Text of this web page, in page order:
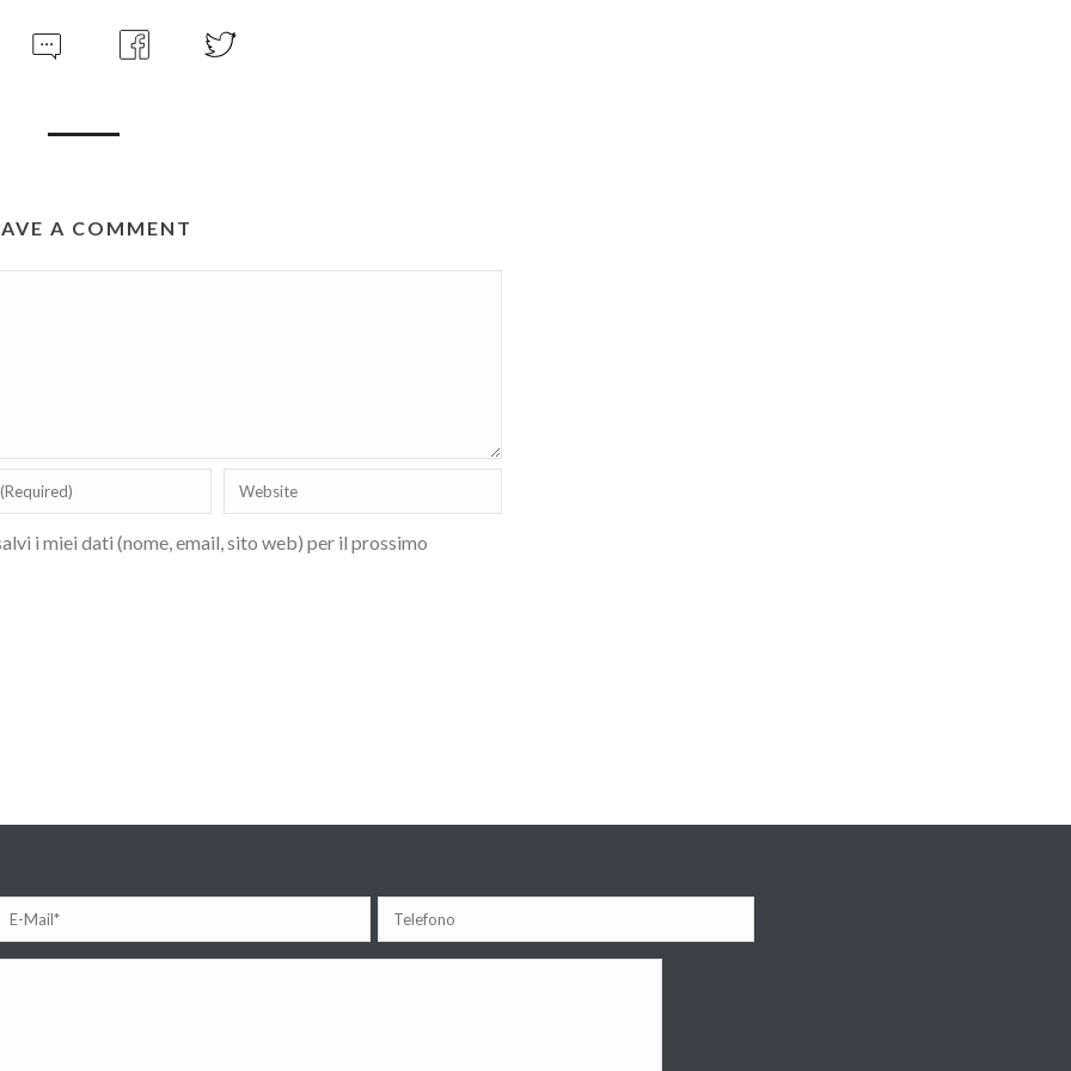
A COMMENT
i miei dati (nome, email, sito web) per il prossimo